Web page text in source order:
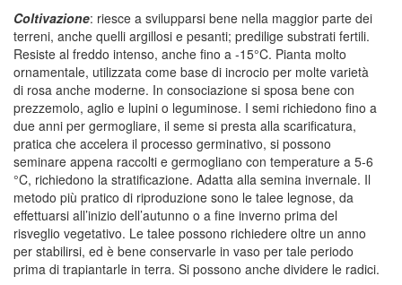
Coltivazione: riesce a svilupparsi bene nella maggior parte dei
terreni, anche quelli argillosi e pesanti; predilige substrati fertili.
Resiste al freddo intenso, anche fino a -15°C. Pianta molto
ornamentale, utilizzata come base di incrocio per molte varietà
di rosa anche moderne. In consociazione si sposa bene con
prezzemolo, aglio e lupini o leguminose. I semi richiedono fino a
due anni per germogliare, il seme si presta alla scarificatura,
pratica che accelera il processo germinativo, si possono
seminare appena raccolti e germogliano con temperature a 5-6
°C, richiedono la stratificazione. Adatta alla semina invernale. Il
metodo più pratico di riproduzione sono le talee legnose, da
effettuarsi all’inizio dell’autunno o a fine inverno prima del
risveglio vegetativo. Le talee possono richiedere oltre un anno
per stabilirsi, ed è bene conservarle in vaso per tale periodo
prima di trapiantarle in terra. Si possono anche dividere le radici.